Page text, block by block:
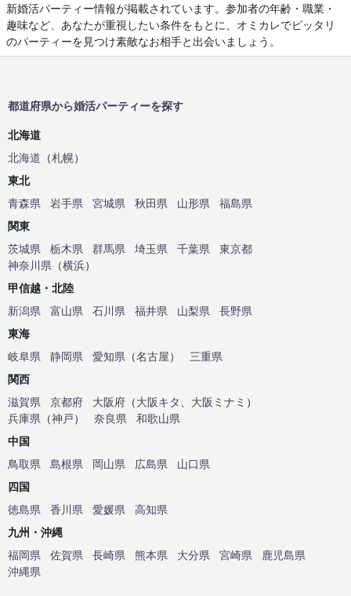
新婚活パーティー情報が掲載されています。参加者の年齢・職業・
趣味など、あなたが重視したい条件をもとに、オミカレでピッタリ
のパーティーを見つけ素敵なお相手と出会いましょう。
都道府県から婚活パーティーを探す
北海道
北海道 （札幌）
東北
青森県
岩手県 宮城県 秋田県 山形県
福島県
関東
茨城県
栃木県 群馬県 埼玉県 千葉県
東京都
神奈川県 （横浜）
甲信越・北陸
新潟県
富山県 石川県 福井県 山梨県
長野県
東海
岐阜県
静岡県 愛知県 （名古屋）
三重県
関西
滋賀県
京都府 大阪府 （大阪キタ 大阪ミナミ ）
兵庫県 （神戸） 奈良県
和歌山県
中国
鳥取県
島根県 岡山県 広島県
山口県
四国
徳島県
香川県 愛媛県
高知県
九州・沖縄
福岡県
佐賀県 長崎県 熊本県 大分県 宮崎県
鹿児島県
沖縄県